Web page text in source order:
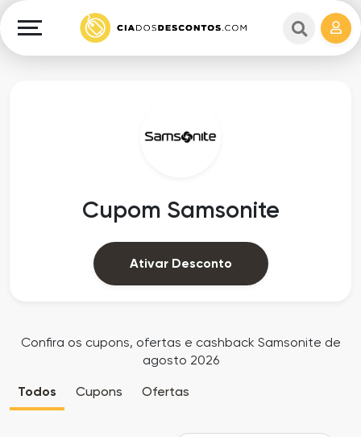
Cashback
Lojas
Explorar
Cupons
DinheiroCupom Samsonite
Ativar Desconto
Confira os cupons, ofertas e cashback Samsonite de
agosto 2026
Todos Cupons Ofertas